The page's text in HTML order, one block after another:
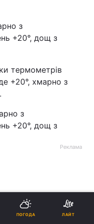
з
+20°, дощ з
термометрів
+20°, хмарно з
з
+20°, дощ з
Реклама
ПОГОДА ЛАЙТ